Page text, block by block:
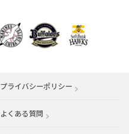
プライバシーポリシー
よくある質問